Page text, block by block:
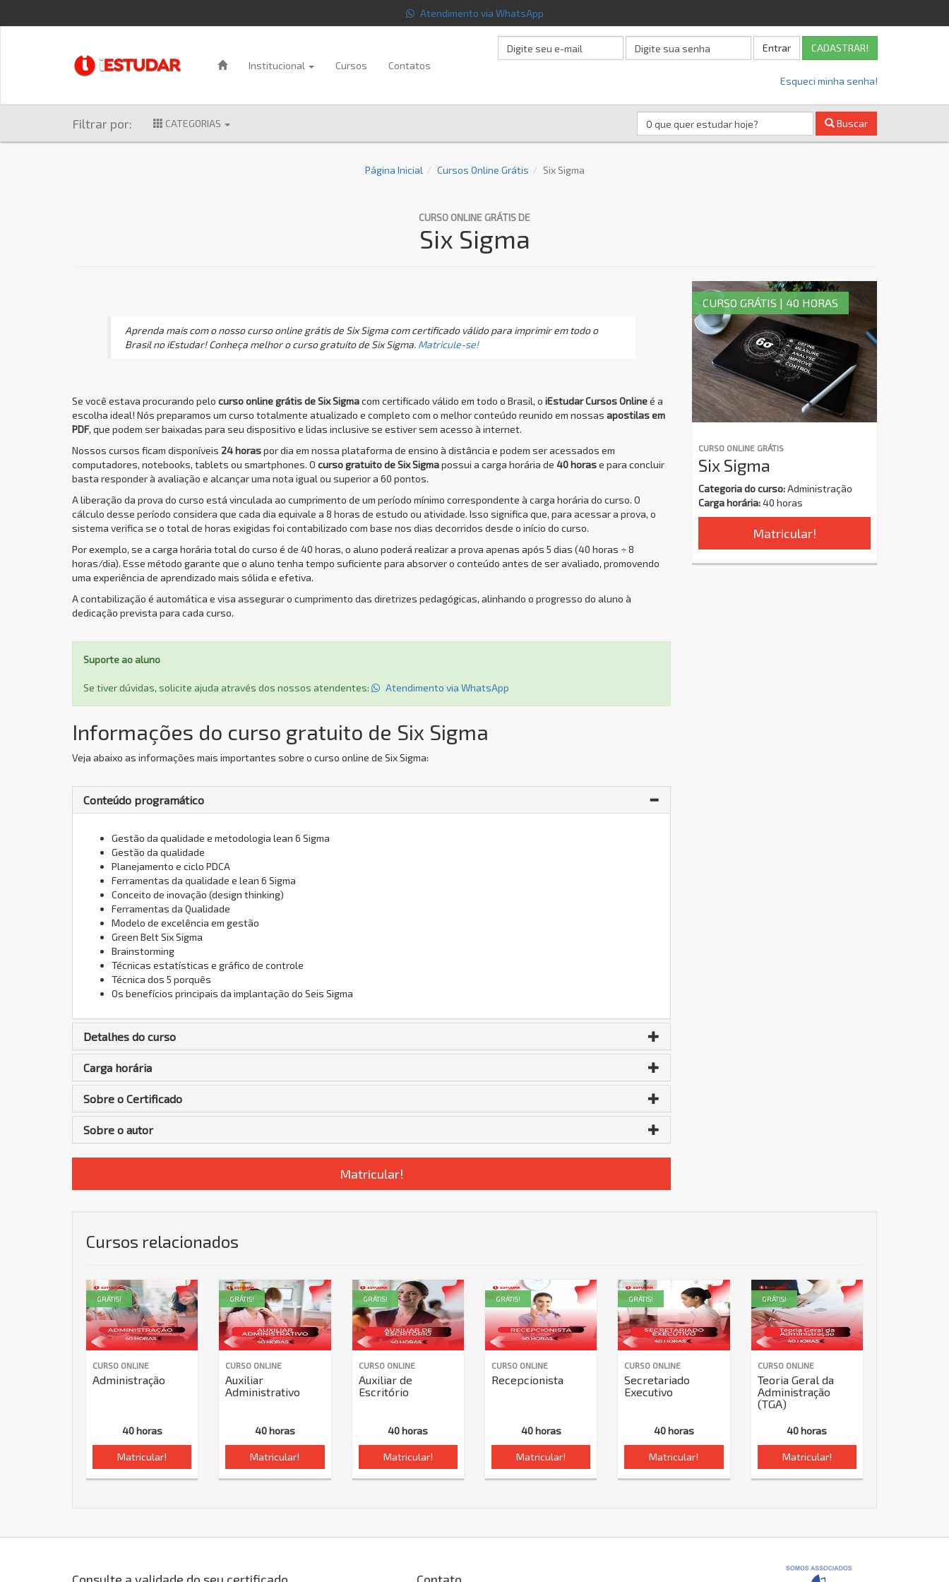
Atendimento via WhatsApp
Institucional Cursos Contatos
Entrar CADASTRAR!
Esqueci minha senha!
Filtrar por: CATEGORIAS Buscar
Página Inicial Cursos Online Grátis Six Sigma
CURSO ONLINE GRÁTIS DE
Six Sigma
Aprenda mais com o nosso curso online grátis de Six Sigma com certificado válido para imprimir em todo o
Brasil no iEstudar! Conheça melhor o curso gratuito de Six Sigma. Matricule-se!
Se você estava procurando pelo curso online grátis de Six Sigmacom certificado válido em todo o Brasil, o iEstudar Cursos Onlineé a
escolha ideal! Nós preparamos um curso totalmente atualizado e completo com o melhor conteúdo reunido em nossas apostilas em
PDF, que podem ser baixadas para seu dispositivo e lidas inclusive se estiver sem acesso à internet.
Nossos cursos ficam disponíveis 24 horaspor dia em nossa plataforma de ensino à distância e podem ser acessados em
computadores, notebooks, tablets ou smartphones. O curso gratuito de Six Sigmapossui a carga horária de 40 horase para concluir
basta responder à avaliação e alcançar uma nota igual ou superior a 60 pontos.
A liberação da prova do curso está vinculada ao cumprimento de um período mínimo correspondente à carga horária do curso. O
cálculo desse período considera que cada dia equivale a 8 horas de estudo ou atividade. Isso significa que, para acessar a prova, o
sistema verifica se o total de horas exigidas foi contabilizado com base nos dias decorridos desde o início do curso.
Por exemplo, se a carga horária total do curso é de 40 horas, o aluno poderá realizar a prova apenas após 5 dias (40 horas ÷ 8
horas/dia). Esse método garante que o aluno tenha tempo suficiente para absorver o conteúdo antes de ser avaliado, promovendo
uma experiência de aprendizado mais sólida e efetiva.
A contabilização é automática e visa assegurar o cumprimento das diretrizes pedagógicas, alinhando o progresso do aluno à
dedicação prevista para cada curso.
Suporte ao aluno
Se tiver dúvidas, solicite ajuda através dos nossos atendentes: Atendimento via WhatsApp
Informações do curso gratuito de Six Sigma
Veja abaixo as informações mais importantes sobre o curso online de Six Sigma:
Conteúdo programático
Gestão da qualidade e metodologia lean 6 Sigma
Gestão da qualidade
Planejamento e ciclo PDCA
Ferramentas da qualidade e lean 6 Sigma
Conceito de inovação (design thinking)
Ferramentas da Qualidade
Modelo de excelência em gestão
Green Belt Six Sigma
Brainstorming
Técnicas estatísticas e gráfico de controle
Técnica dos 5 porquês
Os benefícios principais da implantação do Seis Sigma
Detalhes do curso
Carga horária
Sobre o Certificado
Sobre o autor
Matricular!
CURSO ONLINE GRÁTIS
Six Sigma
Categoria do curso:Administração
Carga horária:40 horas
Matricular!
CURSO GRÁTIS | 40 HORAS
Cursos relacionados
CURSO ONLINE
Administração
40 horas
Matricular!
GRÁTIS!
CURSO ONLINE
Auxiliar
Administrativo
40 horas
Matricular!
GRÁTIS!
CURSO ONLINE
Auxiliar de
Escritório
40 horas
Matricular!
GRÁTIS!
CURSO ONLINE
Recepcionista
40 horas
Matricular!
GRÁTIS!
CURSO ONLINE
Secretariado
Executivo
40 horas
Matricular!
GRÁTIS!
CURSO ONLINE
Teoria Geral da
Administração
(TGA)
40 horas
Matricular!
GRÁTIS!